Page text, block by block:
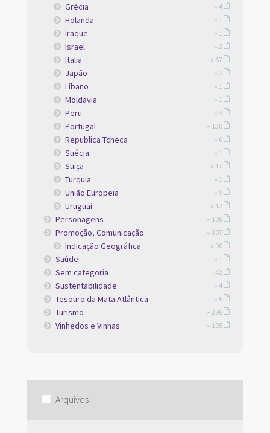
Grécia » 4
Holanda » 1
Iraque » 1
Israel » 2
Italia » 67
Japão » 2
Líbano » 1
Moldavia » 1
Peru » 3
Portugal » 130
Republica Tcheca » 6
Suécia » 1
Suiça » 17
Turquia » 1
União Europeia » 9
Uruguai » 12
Personagens » 108
Promoção, Comunicação » 307
Indicação Geográfica » 90
Saúde » 1
Sem categoria » 42
Sustentabilidade » 4
Tesouro da Mata Atlântica » 6
Turismo » 296
Vinhedos e Vinhas » 195
Arquivos